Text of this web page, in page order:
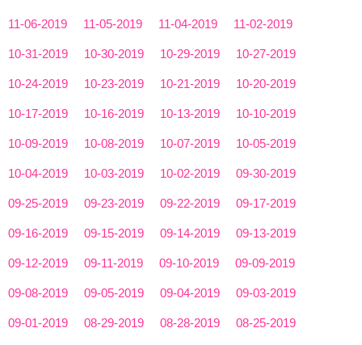
11-06-2019 11-05-2019 11-04-2019 11-02-2019
10-31-2019 10-30-2019 10-29-2019 10-27-2019
10-24-2019 10-23-2019 10-21-2019 10-20-2019
10-17-2019 10-16-2019 10-13-2019 10-10-2019
10-09-2019 10-08-2019 10-07-2019 10-05-2019
10-04-2019 10-03-2019 10-02-2019 09-30-2019
09-25-2019 09-23-2019 09-22-2019 09-17-2019
09-16-2019 09-15-2019 09-14-2019 09-13-2019
09-12-2019 09-11-2019 09-10-2019 09-09-2019
09-08-2019 09-05-2019 09-04-2019 09-03-2019
09-01-2019 08-29-2019 08-28-2019 08-25-2019